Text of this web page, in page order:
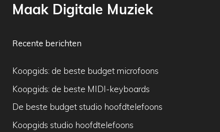
Maak Digitale Muziek
Recente berichten
Koopgids: de beste budget microfoons
Koopgids: de beste MIDI-keyboards
De beste budget studio hoofdtelefoons
Koopgids studio hoofdtelefoons